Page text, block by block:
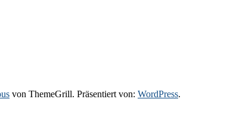
von ThemeGrill. Präsentiert von: WordPress.